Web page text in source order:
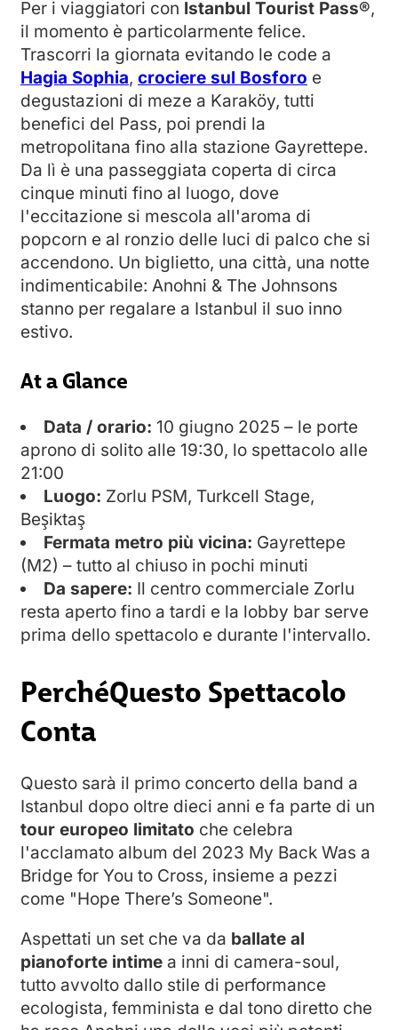
Per i viaggiatori con Istanbul Tourist Pass®,
il momento è particolarmente felice.
Trascorri la giornata evitando le code a
Hagia Sophia, crociere sul Bosforo e
degustazioni di meze a Karaköy, tutti
benefici del Pass, poi prendi la
metropolitana fino alla stazione Gayrettepe.
Da lì è una passeggiata coperta di circa
cinque minuti fino al luogo, dove
l'eccitazione si mescola all'aroma di
popcorn e al ronzio delle luci di palco che si
accendono. Un biglietto, una città, una notte
indimenticabile: Anohni & The Johnsons
stanno per regalare a Istanbul il suo inno
estivo.
At a Glance
Data / orario: 10 giugno 2025 – le porte
aprono di solito alle 19:30, lo spettacolo alle
21:00
Luogo: Zorlu PSM, Turkcell Stage,
Beşiktaş
Fermata metro più vicina: Gayrettepe
(M2) – tutto al chiuso in pochi minuti
Da sapere: Il centro commerciale Zorlu
resta aperto fino a tardi e la lobby bar serve
prima dello spettacolo e durante l'intervallo.
PerchéQuesto Spettacolo
Conta
Questo sarà il primo concerto della band a
Istanbul dopo oltre dieci anni e fa parte di un
tour europeo limitato che celebra
l'acclamato album del 2023 My Back Was a
Bridge for You to Cross, insieme a pezzi
come "Hope There’s Someone".
Aspettati un set che va da ballate al
pianoforte intime a inni di camera-soul,
tutto avvolto dallo stile di performance
ecologista, femminista e dal tono diretto che